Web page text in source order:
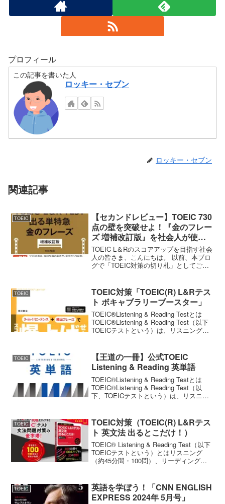
プロフィール
この記事を書いた人
ロッキー・セブン
ロッキー・セブン
関連記事
TOEIC
【セカンドレビュー】TOEIC 730
点の壁を突破せよ！『金のフレー
ズ 増補改訂版』を社会人が使い
倒すべき理由
TOEIC L＆Rのスコアアップを目指す社会
人の皆さま、こんにちは。 以前、本ブロ
グで「TOEIC対策の切り札」としてご紹
朝日新聞出版』。「基礎は固まっ...
TOEIC
TOEIC対策「TOEIC(R) L&Rテス
ト ボキャブラリーブースター」
TOEIC®Listening & Reading Testとは
TOEIC®Listening & Reading Test（以下
TOEICテストという）は、リスニング
TOEIC
【王道の一冊】公式TOEIC
Listening & Reading 英単語
TOEIC®Listening & Reading Testとは
TOEIC®Listening & Reading Test（以
下、TOEICテストという）は、リスニン
TOEIC
TOEIC対策（TOEIC(R) L&Rテス
ト 英文法 出るとこだけ！）
TOEIC® Listening & Reading Test（以下
TOEICテストという）とはリスニング
（約45分間・100問）、リーディング
テストである。な...
TOEIC
英語を学ぼう！「CNN ENGLISH
EXPRESS 2024年 5月号」